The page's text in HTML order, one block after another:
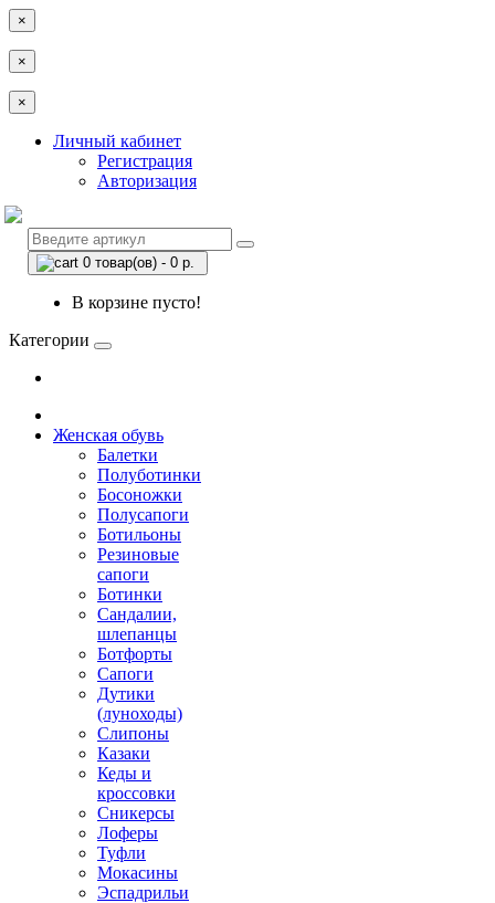
×
×
×
Личный кабинет
Регистрация
Авторизация
0 товар(ов) - 0 р.
В корзине пусто!
Категории
Женская обувь
Балетки
Полуботинки
Босоножки
Полусапоги
Ботильоны
Резиновые
сапоги
Ботинки
Сандалии,
шлепанцы
Ботфорты
Сапоги
Дутики
(луноходы)
Слипоны
Казаки
Кеды и
кроссовки
Сникерсы
Лоферы
Туфли
Мокасины
Эспадрильи